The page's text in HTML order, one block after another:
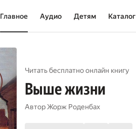
Главное Аудио Детям Каталог
Читать бесплатно онлайн книгу
Выше жизни
АвторЖорж Роденбах